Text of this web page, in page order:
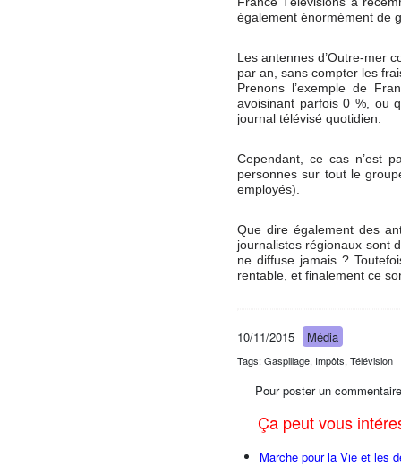
également énormément de
Les antennes d’Outre-mer
par an, sans compter les
Prenons l’exemple de
avoisinant parfois 0 %, ou
journal télévisé quotidien.
Cependant, ce cas n’est
personnes sur tout le
employés).
Que dire également des
journalistes régionaux sont
ne diffuse jamais ?
rentable, et finalement ce
10/11/2015 Média
Tags: Gaspillage, Impôts, Télévision
Pour poster un
Ça peut vous
Marche pour la Vie et les